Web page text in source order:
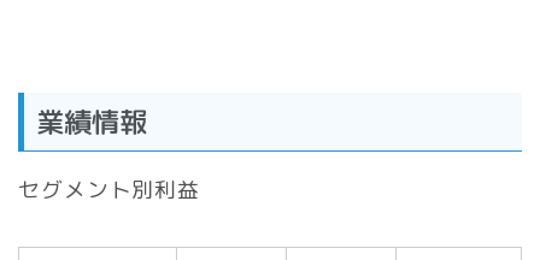
業績情報
セグメント別利益